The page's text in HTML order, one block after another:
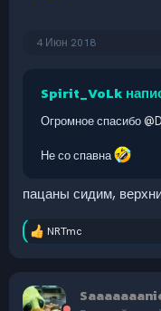
4 Июн 2018
Spirit_VoLk
Огромное спасибо
Не со спавна
пацаны сидим,
Р
ц
NRTmc